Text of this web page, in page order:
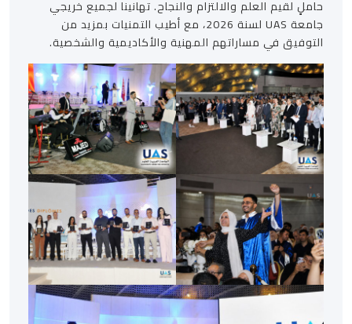
حاملٍ لقيم العلم والالتزام والنجاح. تهانينا لجميع خريجي
جامعة UAS لسنة 2026، مع أطيب التمنيات بمزيد من
التوفيق في مساراتهم المهنية والأكاديمية والشخصية.